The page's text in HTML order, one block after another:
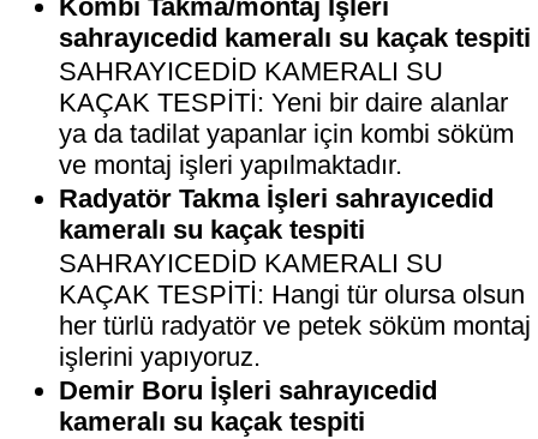
Kombi Takma/montaj İşleri
sahrayıcedid kameralı su kaçak tespiti
SAHRAYICEDİD KAMERALI SU
KAÇAK TESPİTİ: Yeni bir daire alanlar
ya da tadilat yapanlar için kombi söküm
ve montaj işleri yapılmaktadır.
Radyatör Takma İşleri sahrayıcedid
kameralı su kaçak tespiti
SAHRAYICEDİD KAMERALI SU
KAÇAK TESPİTİ: Hangi tür olursa olsun
her türlü radyatör ve petek söküm montaj
işlerini yapıyoruz.
Demir Boru İşleri sahrayıcedid
kameralı su kaçak tespiti